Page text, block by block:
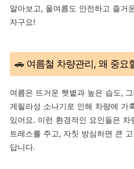
알아보고, 올여름도 안전하고 즐거
자구요!
🚗 여름철 차량관리, 왜 중요
여름은 뜨거운 햇볕과 높은 습도,
게릴라성 소나기로 인해 차량에 가
있어요. 이런 환경적인 요인들은
트레스를 주고, 자칫 방심하면 큰
답니다.